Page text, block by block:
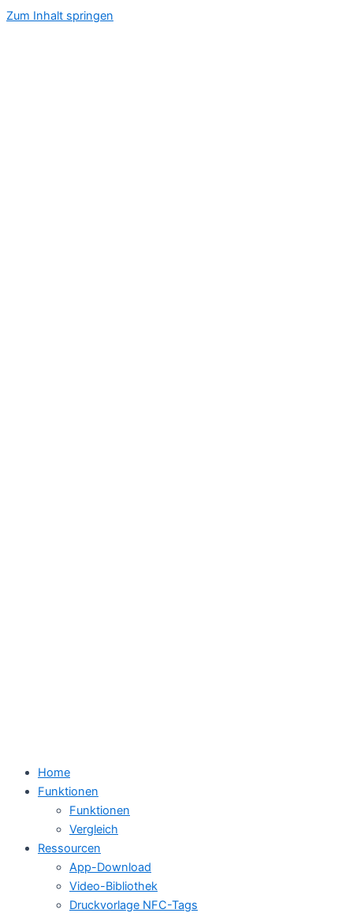
Zum Inhalt springen
Home
Funktionen
Funktionen
Vergleich
Ressourcen
App-Download
Video-Bibliothek
Druckvorlage NFC-Tags